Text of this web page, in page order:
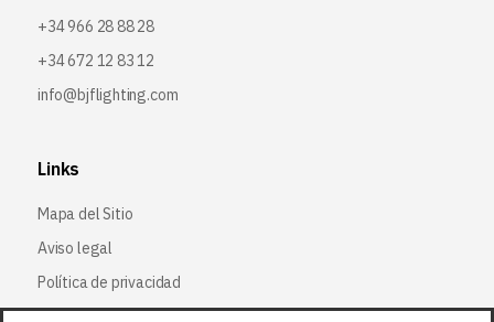
+34 966 28 88 28
+34 672 12 83 12
info@bjflighting.com
Links
Mapa del Sitio
Aviso legal
Política de privacidad
Política de cookies